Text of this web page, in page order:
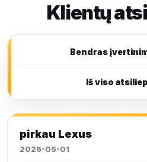
Klientų
Bendras
Iš viso
pirkau Lexus
2026-05-01